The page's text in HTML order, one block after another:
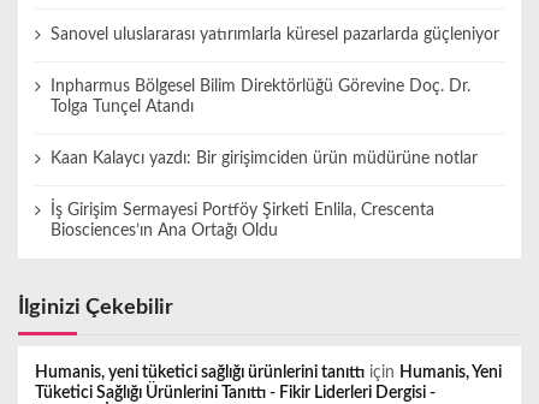
Sanovel uluslararası yatırımlarla küresel pazarlarda güçleniyor
Inpharmus Bölgesel Bilim Direktörlüğü Görevine Doç. Dr.
Tolga Tunçel Atandı
Kaan Kalaycı yazdı: Bir girişimciden ürün müdürüne notlar
İş Girişim Sermayesi Portföy Şirketi Enlila, Crescenta
Biosciences’ın Ana Ortağı Oldu
İlginizi Çekebilir
Humanis, yeni tüketici sağlığı ürünlerini tanıttı için Humanis, Yeni
Tüketici Sağlığı Ürünlerini Tanıttı - Fikir Liderleri Dergisi -